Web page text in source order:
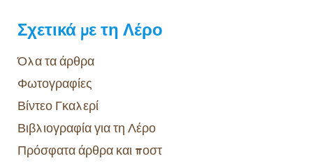
Σχετικά με τη Λέρο
Όλα τα άρθρα
Φωτογραφίες
Βίντεο Γκαλερί
Βιβλιογραφία για τη Λέρο
Πρόσφατα άρθρα και ποστ